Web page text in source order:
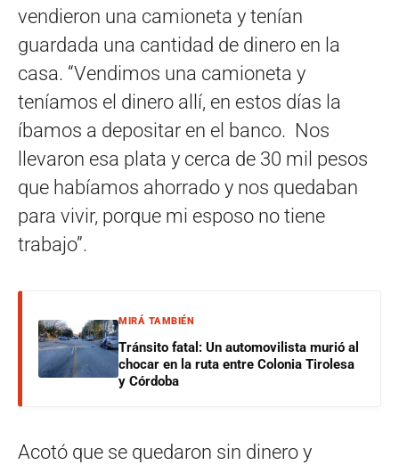
vendieron una camioneta y tenían
guardada una cantidad de dinero en la
casa. “Vendimos una camioneta y
teníamos el dinero allí, en estos días la
íbamos a depositar en el banco. Nos
llevaron esa plata y cerca de 30 mil pesos
que habíamos ahorrado y nos quedaban
para vivir, porque mi esposo no tiene
trabajo”.
MIRÁ TAMBIÉN
Tránsito fatal: Un automovilista murió al
chocar en la ruta entre Colonia Tirolesa
y Córdoba
Acotó que se quedaron sin dinero y